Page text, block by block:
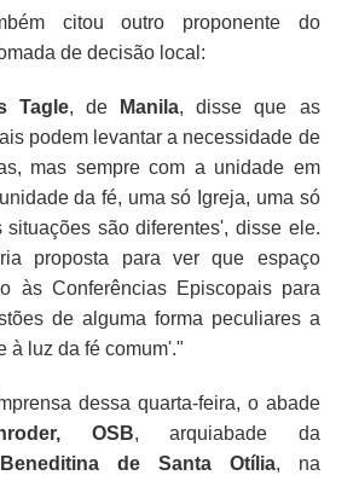
citou outro proponente do
de decisão local:
Tagle, de Manila, disse que as
podem levantar a necessidade de
mas sempre com a unidade em
da fé, uma só Igreja, uma só
situações são diferentes', disse ele.
proposta para ver que espaço
às Conferências Episcopais para
de alguma forma peculiares a
à luz da fé comum'."
dessa quarta-feira, o abade
OSB, arquiabade da
de Santa Otília, na